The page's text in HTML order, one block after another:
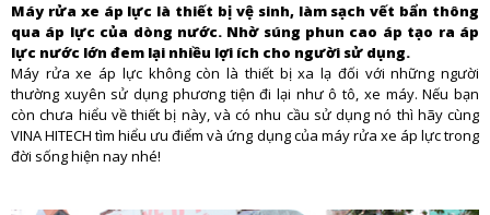
Máy rửa xe áp lực là thiết bị vệ sinh, làm sạch vết bẩn thông
qua áp lực của dòng nước. Nhờ súng phun cao áp tạo ra áp
lực nước lớn đem lại nhiều lợi ích cho người sử dụng.
Máy rửa xe áp lực không còn là thiết bị xa lạ đối với những người
thường xuyên sử dụng phương tiện đi lại như ô tô, xe máy. Nếu bạn
còn chưa hiểu về thiết bị này, và có nhu cầu sử dụng nó thì hãy cùng
VINA HITECH tìm hiểu ưu điểm và ứng dụng của máy rửa xe áp lực trong
đời sống hiện nay nhé!